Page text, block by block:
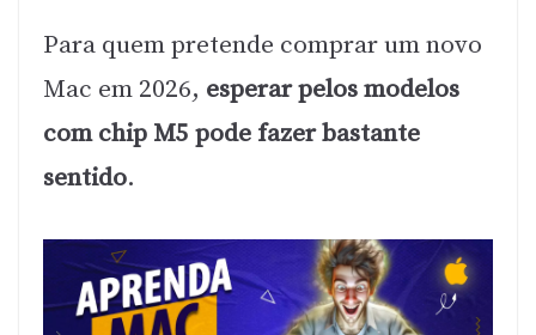
Para quem pretende comprar um novo
Mac em 2026, esperar pelos modelos
com chip M5 pode fazer bastante
sentido.